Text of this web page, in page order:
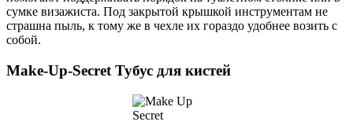
сумке визажиста. Под закрытой крышкой инструментам не
страшна пыль, к тому же в чехле их гораздо удобнее возить с
собой.
Make-Up-Secret Тубус для кистей